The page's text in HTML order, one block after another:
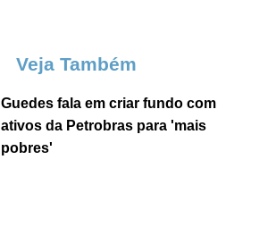
Veja Também
Guedes fala em criar fundo com
ativos da Petrobras para 'mais
pobres'